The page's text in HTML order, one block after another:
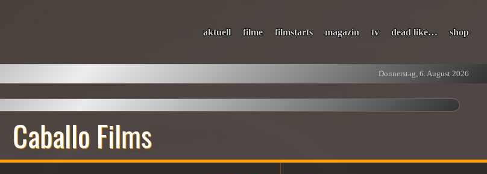
aktuell filme filmstarts magazin tv dead like… shop
Donnerstag, 6. August 2026
Caballo Films